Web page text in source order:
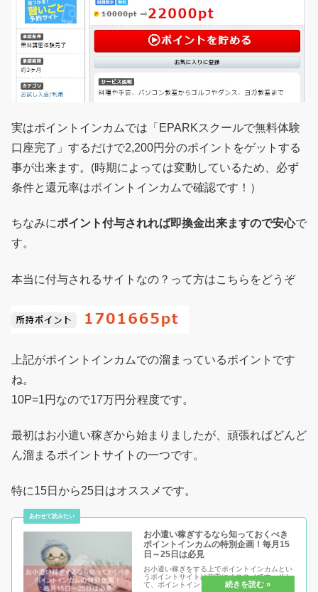
実はポイントインカムでは「EPARKスクールで無料体験
口座完了」するだけで2,200円分のポイントをゲットする
事が出来ます。(時期によっては変動しているため、必ず
条件と還元率はポイントインカムで確認です！）
ちなみにポイント付与されれば即換金出来ますので安心で
す。
本当に付与されるサイトなの？って方はこちらをどうぞ
上記がポイントインカムでの溜まっているポイントです
ね。
10P=1円なので17万円分程度です。
最初はお小遣い稼ぎから始まりましたが、頑張ればどんど
ん溜まるポイントサイトの一つです。
特に15日から25日はオススメです。
お小遣い稼ぎするなら知っておくべき
ポイントインカムの特別企画！毎月15
日～25日は必見
お小遣い稼ぎをする上でポイントインカムとい
うポイントサイトは非常にオススメです。そし
て、ポイントインカムをするのであればこの特